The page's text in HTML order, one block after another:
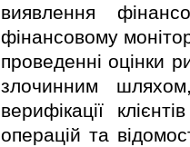
виявлення
фiнансовому
проведеннi оцiнки
злочинним
верифiкацiї
операцiй та